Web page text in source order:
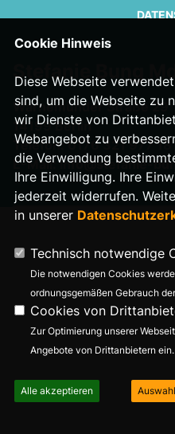
Stefanie Bung
Warnemünder Straße 29
14199 Berlin
Telefon: 0176 321 977 18
E-Mail: info@stefanie-
Cookie Hinweis
Diese Webseite
sind, um die Webseite zu
wir Dienste von
Webangebot zu
die Verwendung
Ihre Einwilligung. Ihre
jederzeit widerrufen.
in unserer
Technisch notwendige
Die notwendigen Cookies
ordnungsgemäßen Gebrauch
Cookies von
Zur Optimierung unserer
Angebote von Drittanbietern ein.
Alle akzeptieren